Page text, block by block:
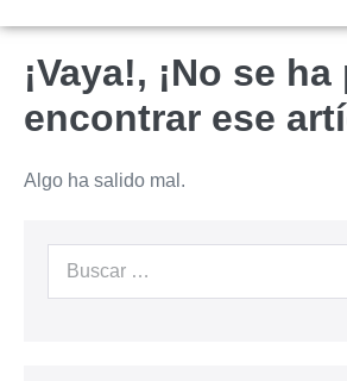
¡Vaya!, ¡No se
encontrar ese
Algo ha salido mal.